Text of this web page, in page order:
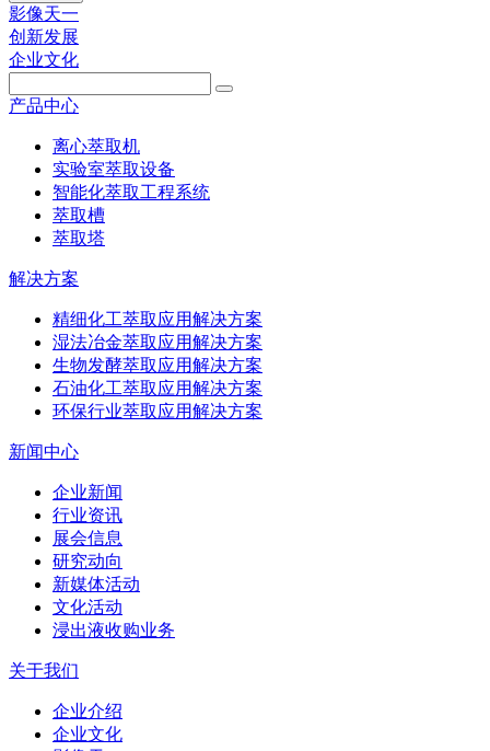
影像天一
创新发展
企业文化
产品中心
离心萃取机
实验室萃取设备
智能化萃取工程系统
萃取槽
萃取塔
解决方案
精细化工萃取应用解决方案
湿法冶金萃取应用解决方案
生物发酵萃取应用解决方案
石油化工萃取应用解决方案
环保行业萃取应用解决方案
新闻中心
企业新闻
行业资讯
展会信息
研究动向
新媒体活动
文化活动
浸出液收购业务
关于我们
企业介绍
企业文化